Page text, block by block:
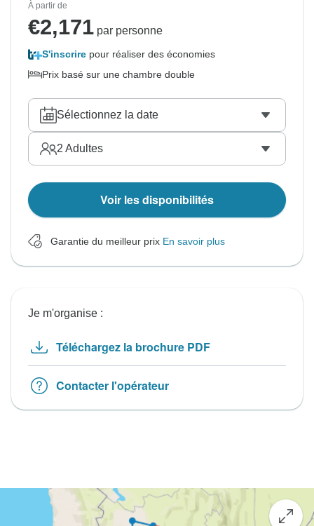
À partir de
€2,171 par personne
S'inscrire pour réaliser des économies
Prix basé sur une chambre double
Sélectionnez la date
2 Adultes
Voir les disponibilités
Garantie du meilleur prix En savoir plus
Je m'organise :
Téléchargez la brochure PDF
Contacter l'opérateur